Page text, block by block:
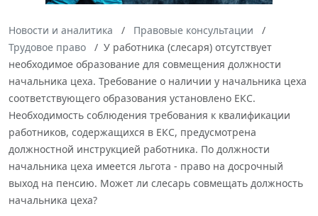
Новости и аналитика
Правовые консультации
Трудовое право
У работника (слесаря) отсутствует
необходимое образование для совмещения должности
начальника цеха. Требование о наличии у начальника цеха
соответствующего образования установлено ЕКС.
Необходимость соблюдения требования к квалификации
работников, содержащихся в ЕКС, предусмотрена
должностной инструкцией работника. По должности
начальника цеха имеется льгота - право на досрочный
выход на пенсию. Может ли слесарь совмещать должность
начальника цеха?